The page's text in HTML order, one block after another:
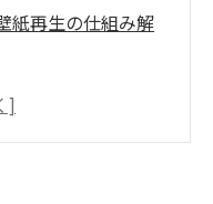
紙再生の仕組み解
の違いを徹底比較